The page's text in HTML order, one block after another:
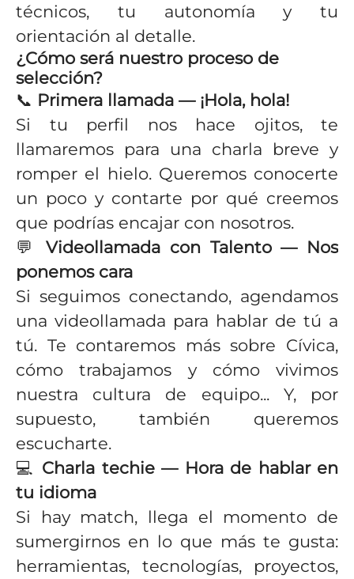
técnicos, tu autonomía y tu
orientación al detalle.
¿Cómo será nuestro proceso de
selección?
📞 Primera llamada — ¡Hola, hola!
Si tu perfil nos hace ojitos, te
llamaremos para una charla breve y
romper el hielo. Queremos conocerte
un poco y contarte por qué creemos
que podrías encajar con nosotros.
💬Videollamada con Talento — Nos
ponemos cara
Si seguimos conectando, agendamos
una videollamada para hablar de tú a
tú. Te contaremos más sobre Cívica,
cómo trabajamos y cómo vivimos
nuestra cultura de equipo... Y, por
supuesto, también queremos
escucharte.
💻 Charla techie — Hora de hablar en
tu idioma
Si hay match, llega el momento de
sumergirnos en lo que más te gusta:
herramientas, tecnologías, proyectos,